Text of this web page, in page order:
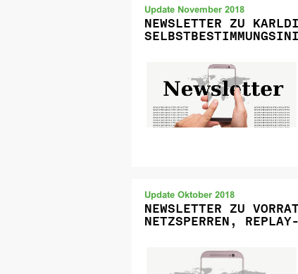
Update November 2018
NEWSLETTER ZU
Update Oktober 2018
NEWSLETTER ZU
NETZSPERREN,